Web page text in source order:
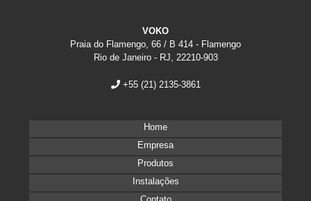
VOKO
Praia do Flamengo, 66 / B 414 - Flamengo
Rio de Janeiro - RJ, 22210-903
+55 (21) 2135-3861
Home
Empresa
Produtos
Instalações
Contato